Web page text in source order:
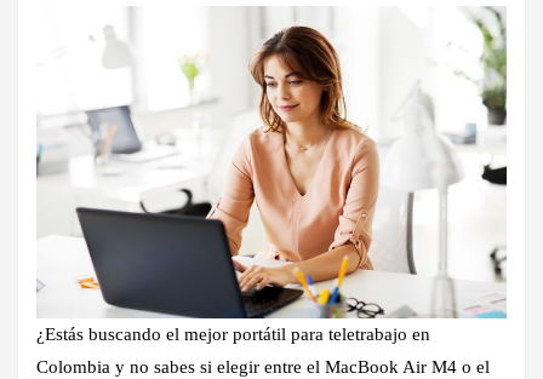
¿Estás buscando el mejor portátil para teletrabajo en
Colombia y no sabes si elegir entre el MacBook Air M4 o el